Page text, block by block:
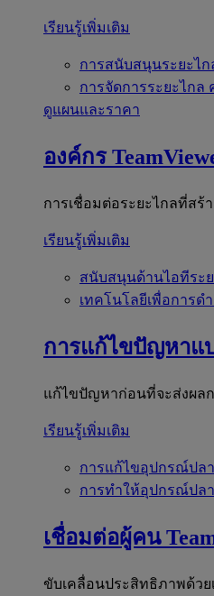
เรียนรู้เพิ่มเติม
การสนับสนุนระยะไก
การจัดการระยะไกล
ดูแผนและราคา
องค์กร
การเชื่อมต่อระยะไกลที่สร้
เรียนรู้เพิ่มเติม
สนับสนุนด้านไอทีระ
เทคโนโลยีเพื่อการด
การแก้ไขปัญหาแ
แก้ไขปัญหาก่อนที่จะส่งผล
เรียนรู้เพิ่มเติม
การแก้ไขอุปกรณ์ปล
การทำให้อุปกรณ์ปล
เชื่อมต่อผู้คน
ขับเคลื่อนประสิทธิภาพด้วย